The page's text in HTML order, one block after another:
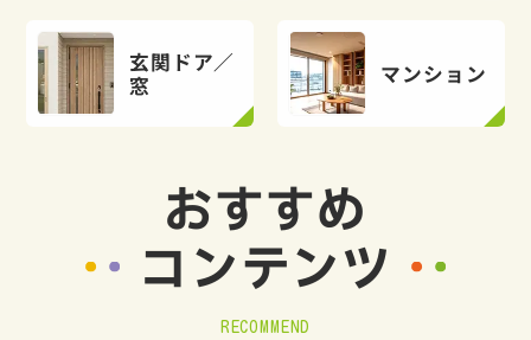
玄関ドア／
窓
マンション
おすすめ
コンテンツ
RECOMMEND